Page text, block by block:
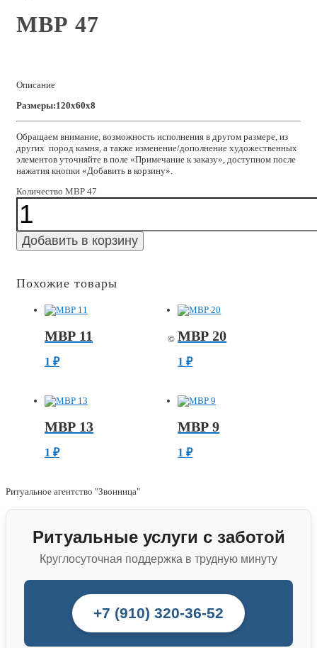
МВР 47
Описание
Размеры:120x60x8
Обращаем внимание, возможность исполнения в другом размере, из
других пород камня, а также изменение/дополнение художественных
элементов уточняйте в поле «Примечание к заказу», доступном после
нажатия кнопки «Добавить в корзину».
Количество МВР 47
Добавить в корзину
Похожие товары
МВР 11
1 ₽
МВР 20
1₽
МВР 13
1 ₽
МВР 9
1₽
©
Ритуальное агентство "Звонница"
Ритуальные услуги с заботой
Круглосуточная поддержка в трудную минуту
+7 (910) 320-36-52